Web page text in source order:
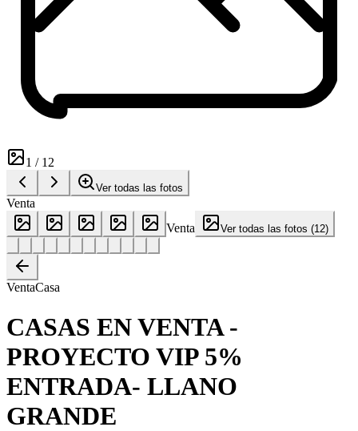
1 / 12
Ver todas las fotos
Venta
Venta
Ver todas las fotos (12)
VentaCasa
CASAS EN VENTA -
PROYECTO VIP 5%
ENTRADA- LLANO
GRANDE